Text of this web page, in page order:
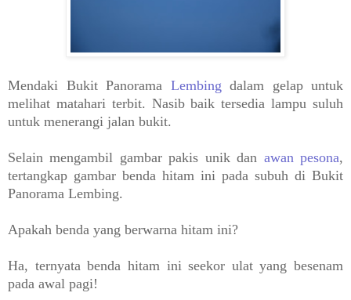
Mendaki Bukit Panorama Lembing dalam gelap untuk
melihat matahari terbit. Nasib baik tersedia lampu suluh
untuk menerangi jalan bukit.
Selain mengambil gambar pakis unik dan awan pesona,
tertangkap gambar benda hitam ini pada subuh di Bukit
Panorama Lembing.
Apakah benda yang berwarna hitam ini?
Ha, ternyata benda hitam ini seekor ulat yang besenam
pada awal pagi!